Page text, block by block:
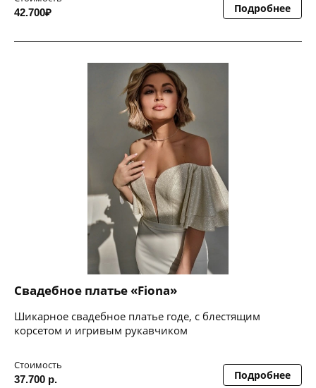
42.700₽ Подробнее
Свадебное платье «Fiona»
Шикарное свадебное платье годе, с блестящим
корсетом и игривым рукавчиком
Стоимость
37.700 р. Подробнее